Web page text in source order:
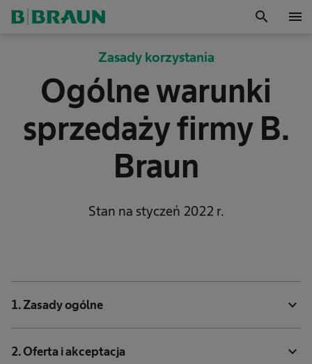
search menu
Zasady korzystania
Ogólne warunki
sprzedaży firmy B.
Braun
Stan na styczeń 2022 r.
1. Zasady ogólne expand_more
2. Oferta i akceptacja expand_more